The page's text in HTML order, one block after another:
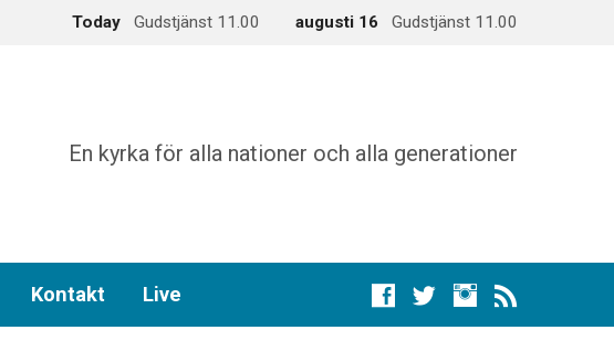
Today Gudstjänst 11.00 augusti 16 Gudstjänst 11.00
En kyrka för alla nationer och alla generationer
Kontakt Live